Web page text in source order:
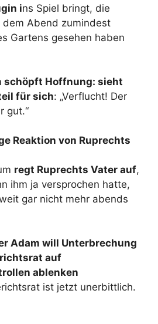
ins Spiel bringt, die
dem Abend zumindest
Gartens gesehen haben
schöpft Hoffnung: sieht
für sich: „Verflucht! Der
gut.“
Reaktion von Ruprechts
regt Ruprechts Vater auf,
ihm ja versprochen hatte,
gar nicht mehr abends
Adam will Unterbrechung
auf
ablenken
ist jetzt unerbittlich.